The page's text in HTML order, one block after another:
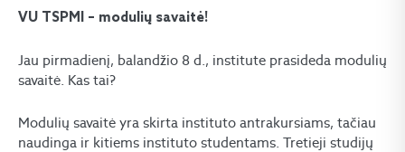
VU TSPMI – modulių savaitė!
Jau pirmadienį, balandžio 8 d., institute prasideda modulių
savaitė. Kas tai?
Modulių savaitė yra skirta instituto antrakursiams, tačiau
naudinga ir kitiems instituto studentams. Tretieji studijų